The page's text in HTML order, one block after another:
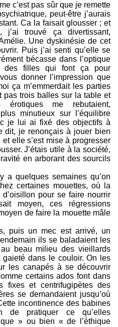
c’est pas sûr que je remette
peut-être j’aurais
Ca la faisait glousser ; et
trouvé ça divertissant,
Une dyskinésie de cet
Puis j’ai senti qu’elle se
bécasse dans l’optique
filles qui font ça pour
donner l’impression que
ça m’emmerdait les parties
pas trois balles sur la table et
érotiques me rebutaient,
minutieux sur l’équilibre
je lui ai fixé des objectifs à
dit, je renonçais à jouer bien
elle s’est mise à progresser
J’étais utile à la société,
en arborant des sourcils
a quelques semaines qu’on
certaines mouettes, où la
pour se faire nourrir
moyen, ces régressions
de faire la mouette mâle
puis un mec est arrivé, un
ils se baladaient les
beau milieu des vieillards
dans le couloir. On les
les canapés à se découvrir
certains ados font dans
fixes et centrifugipètes des
se demandaient jusqu’où
incontinence des babines
de pratiquer ce qu’elles
» ou bien « de l’éthique